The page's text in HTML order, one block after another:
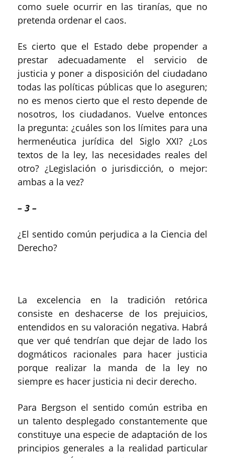
como suele ocurrir en las tiranías, que no
pretenda ordenar el caos.
Es cierto que el Estado debe propender a
prestar adecuadamente el servicio de
justicia y poner a disposición del ciudadano
todas las políticas públicas que lo aseguren;
no es menos cierto que el resto depende de
nosotros, los ciudadanos. Vuelve entonces
la pregunta: ¿cuáles son los límites para una
hermenéutica jurídica del Siglo XXI? ¿Los
textos de la ley, las necesidades reales del
otro? ¿Legislación o jurisdicción, o mejor:
ambas a la vez?
– 3 –
¿El sentido común perjudica a la Ciencia del
Derecho?
La excelencia en la tradición retórica
consiste en deshacerse de los prejuicios,
entendidos en su valoración negativa. Habrá
que ver qué tendrían que dejar de lado los
dogmáticos racionales para hacer justicia
porque realizar la manda de la ley no
siempre es hacer justicia ni decir derecho.
Para Bergson el sentido común estriba en
un talento desplegado constantemente que
constituye una especie de adaptación de los
principios generales a la realidad particular